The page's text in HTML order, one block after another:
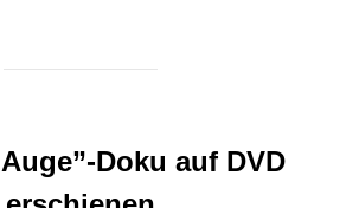
Doku auf DVD